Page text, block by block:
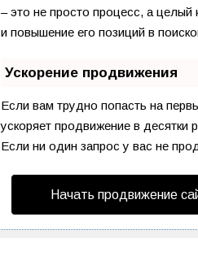
– это не просто процесс, а
и повышение его позиций в
Ускорение продвижения
Если вам трудно попасть на
ускоряет продвижение в десятки
Если ни один запрос у вас не
Начать продвижение